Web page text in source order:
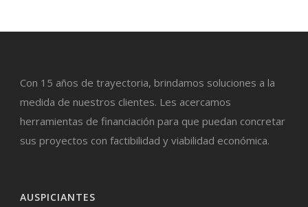
Con 15 años de trayectoria, brindamos soluciones a la
medida de nuestros clientes. Les acercamos
herramientas de financiación para que puedan concretar
sus proyectos con factibilidad y viabilidad económica.
AUSPICIANTES